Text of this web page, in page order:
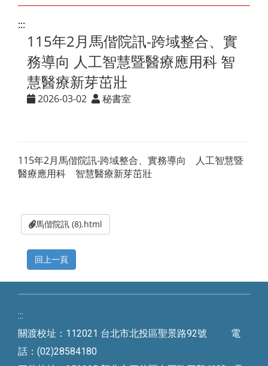
:::
115年2月馬偕院訊-跨域整合、實
務導向 人工智慧暨醫療應用科 智
慧醫療新芽茁壯
2026-03-02 秘書室
115年2月馬偕院訊-跨域整合、實務導向 人工智慧暨
醫療應用科 智慧醫療新芽茁壯
馬偕院訊 (8).html
:::
關渡校址：112021 台北市北投區聖景路92號 電
話：(02)28584180